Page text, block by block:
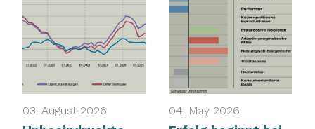
03. August 2026 04. May 2026